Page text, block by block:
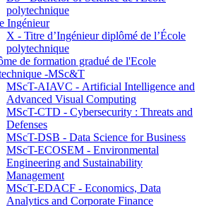
polytechnique
Ingénieur
X - Titre d’Ingénieur diplômé de l’École
polytechnique
de formation gradué de l'Ecole
-MSc&T
MScT-AIAVC - Artificial Intelligence and
Advanced Visual Computing
MScT-CTD - Cybersecurity : Threats and
Defenses
MScT-DSB - Data Science for Business
MScT-ECOSEM - Environmental
Engineering and Sustainability
Management
MScT-EDACF - Economics, Data
Analytics and Corporate Finance